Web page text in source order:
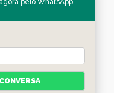
pelo WhatsApp